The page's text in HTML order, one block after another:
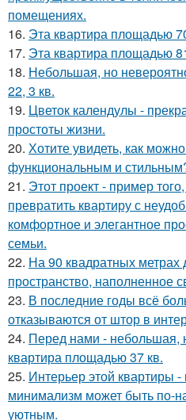
помещениях.
16. Эта квартира площадью
17. Эта квартира площадью
18. Небольшая, но
22, 3 кв.
19. Цветок календулы -
простоты жизни.
20. Хотите увидеть, как
функциональным и
21. Этот проект - пример
превратить квартиру с
комфортное и элегантное
семьи.
22. На 90 квадратных метрах
пространство, наполненное
23. В последние годы всё
отказываются от штор в
24. Перед нами - небольшая,
квартира площадью 37 кв.
25. Интерьер этой квартиры -
минимализм может быть по-
уютным.